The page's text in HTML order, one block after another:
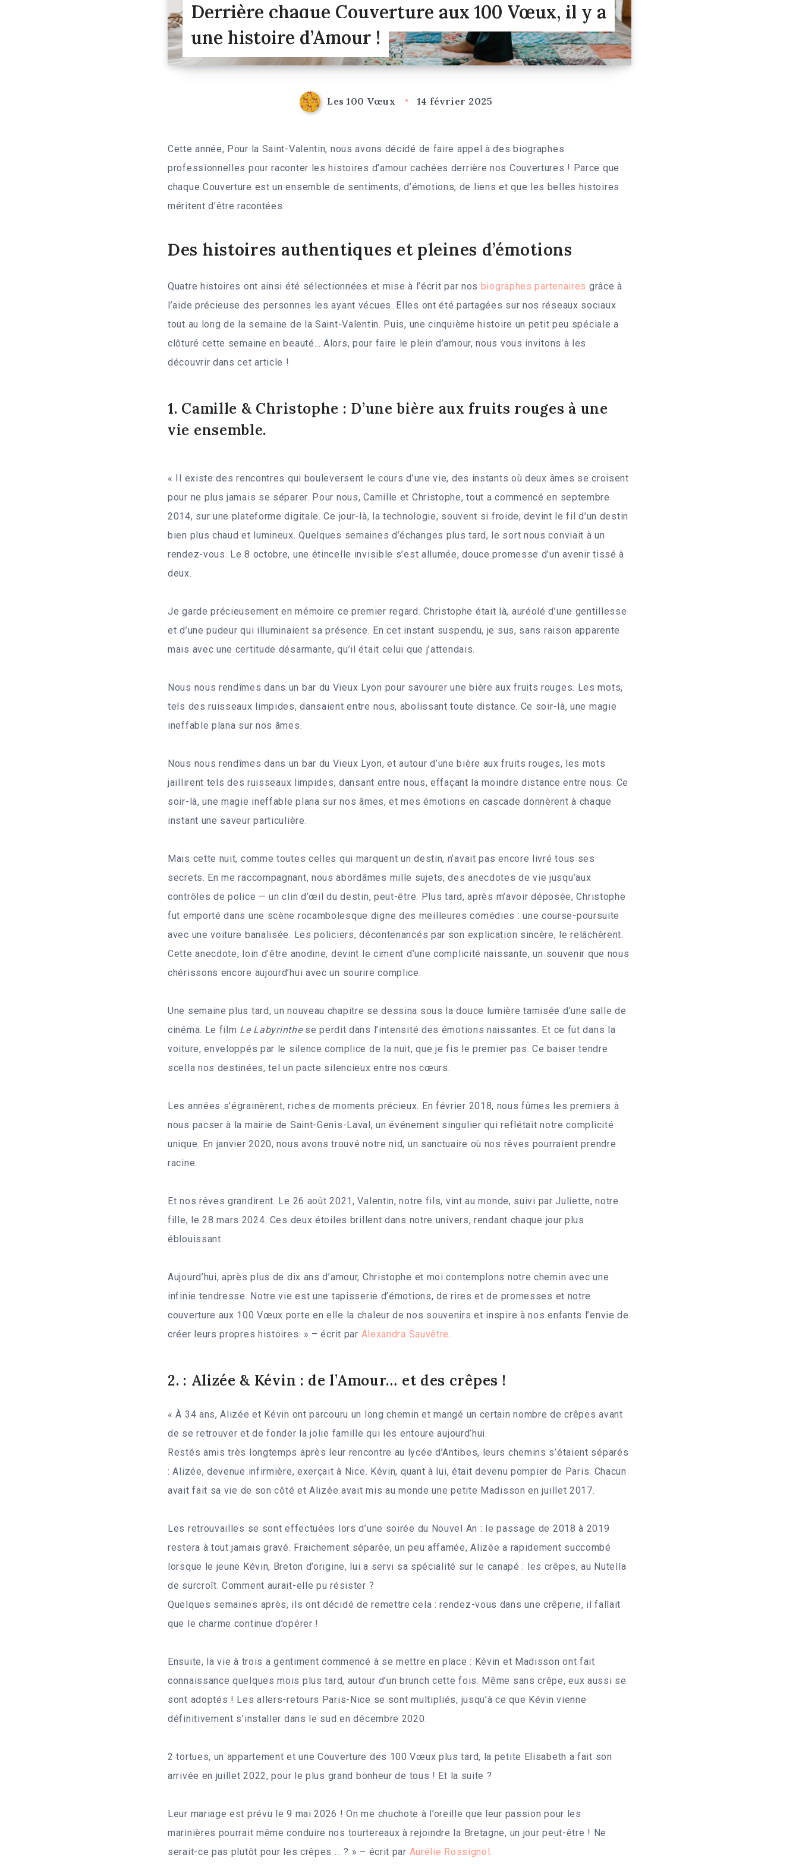
Derrière chaque Couverture aux 100 Vœux, il y a
une histoire d’Amour !
Les 100 Vœux 14 février 2025
Cette année, Pour la Saint-Valentin, nous avons décidé de faire appel à des biographes
professionnelles pour raconter les histoires d’amour cachées derrière nos Couvertures ! Parce que
chaque Couverture est un ensemble de sentiments, d’émotions, de liens et que les belles histoires
méritent d’être racontées.
Des histoires authentiques et pleines d’émotions
Quatre histoires ont ainsi été sélectionnées et mise à l’écrit par nos biographes partenaires grâce à
l’aide précieuse des personnes les ayant vécues. Elles ont été partagées sur nos réseaux sociaux
tout au long de la semaine de la Saint-Valentin. Puis, une cinquième histoire un petit peu spéciale a
clôturé cette semaine en beauté… Alors, pour faire le plein d’amour, nous vous invitons à les
découvrir dans cet article !
1. Camille & Christophe : D’une bière aux fruits rouges à une
vie ensemble.
« Il existe des rencontres qui bouleversent le cours d’une vie, des instants où deux âmes se croisent
pour ne plus jamais se séparer. Pour nous, Camille et Christophe, tout a commencé en septembre
2014, sur une plateforme digitale. Ce jour-là, la technologie, souvent si froide, devint le fil d’un destin
bien plus chaud et lumineux. Quelques semaines d’échanges plus tard, le sort nous conviait à un
rendez-vous. Le 8 octobre, une étincelle invisible s’est allumée, douce promesse d’un avenir tissé à
deux.
Je garde précieusement en mémoire ce premier regard. Christophe était là, auréolé d’une gentillesse
et d’une pudeur qui illuminaient sa présence. En cet instant suspendu, je sus, sans raison apparente
mais avec une certitude désarmante, qu’il était celui que j’attendais.
Nous nous rendîmes dans un bar du Vieux Lyon pour savourer une bière aux fruits rouges. Les mots,
tels des ruisseaux limpides, dansaient entre nous, abolissant toute distance. Ce soir-là, une magie
ineffable plana sur nos âmes.
Nous nous rendîmes dans un bar du Vieux Lyon, et autour d’une bière aux fruits rouges, les mots
jaillirent tels des ruisseaux limpides, dansant entre nous, effaçant la moindre distance entre nous. Ce
soir-là, une magie ineffable plana sur nos âmes, et mes émotions en cascade donnèrent à chaque
instant une saveur particulière.
Mais cette nuit, comme toutes celles qui marquent un destin, n’avait pas encore livré tous ses
secrets. En me raccompagnant, nous abordâmes mille sujets, des anecdotes de vie jusqu’aux
contrôles de police — un clin d’œil du destin, peut-être. Plus tard, après m’avoir déposée, Christophe
fut emporté dans une scène rocambolesque digne des meilleures comédies : une course-poursuite
avec une voiture banalisée. Les policiers, décontenancés par son explication sincère, le relâchèrent.
Cette anecdote, loin d’être anodine, devint le ciment d’une complicité naissante, un souvenir que nous
chérissons encore aujourd’hui avec un sourire complice.
Une semaine plus tard, un nouveau chapitre se dessina sous la douce lumière tamisée d’une salle de
cinéma. Le film Le Labyrinthese perdit dans l’intensité des émotions naissantes. Et ce fut dans la
voiture, enveloppés par le silence complice de la nuit, que je fis le premier pas. Ce baiser tendre
scella nos destinées, tel un pacte silencieux entre nos cœurs.
Les années s’égrainèrent, riches de moments précieux. En février 2018, nous fûmes les premiers à
nous pacser à la mairie de Saint-Genis-Laval, un événement singulier qui reflétait notre complicité
unique. En janvier 2020, nous avons trouvé notre nid, un sanctuaire où nos rêves pourraient prendre
racine.
Et nos rêves grandirent. Le 26 août 2021, Valentin, notre fils, vint au monde, suivi par Juliette, notre
fille, le 28 mars 2024. Ces deux étoiles brillent dans notre univers, rendant chaque jour plus
éblouissant.
Aujourd’hui, après plus de dix ans d’amour, Christophe et moi contemplons notre chemin avec une
infinie tendresse. Notre vie est une tapisserie d’émotions, de rires et de promesses et notre
couverture aux 100 Vœux porte en elle la chaleur de nos souvenirs et inspire à nos enfants l’envie de
créer leurs propres histoires. » – écrit par Alexandra Sauvêtre.
2. : Alizée & Kévin : de l’Amour… et des crêpes !
« À 34 ans, Alizée et Kévin ont parcouru un long chemin et mangé un certain nombre de crêpes avant
de se retrouver et de fonder la jolie famille qui les entoure aujourd’hui.
Restés amis très longtemps après leur rencontre au lycée d’Antibes, leurs chemins s’étaient séparés
: Alizée, devenue infirmière, exerçait à Nice. Kévin, quant à lui, était devenu pompier de Paris. Chacun
avait fait sa vie de son côté et Alizée avait mis au monde une petite Madisson en juillet 2017.
Les retrouvailles se sont effectuées lors d’une soirée du Nouvel An : le passage de 2018 à 2019
restera à tout jamais gravé. Fraichement séparée, un peu affamée, Alizée a rapidement succombé
lorsque le jeune Kévin, Breton d’origine, lui a servi sa spécialité sur le canapé : les crêpes, au Nutella
de surcroît. Comment aurait-elle pu résister ?
Quelques semaines après, ils ont décidé de remettre cela : rendez-vous dans une crêperie, il fallait
que le charme continue d’opérer !
Ensuite, la vie à trois a gentiment commencé à se mettre en place : Kévin et Madisson ont fait
connaissance quelques mois plus tard, autour d’un brunch cette fois. Même sans crêpe, eux aussi se
sont adoptés ! Les allers-retours Paris-Nice se sont multipliés, jusqu’à ce que Kévin vienne
définitivement s’installer dans le sud en décembre 2020.
2 tortues, un appartement et une Couverture des 100 Vœux plus tard, la petite Elisabeth a fait son
arrivée en juillet 2022, pour le plus grand bonheur de tous ! Et la suite ?
Leur mariage est prévu le 9 mai 2026 ! On me chuchote à l’oreille que leur passion pour les
marinières pourrait même conduire nos tourtereaux à rejoindre la Bretagne, un jour peut-être ! Ne
serait-ce pas plutôt pour les crêpes … ? » – écrit par Aurélie Rossignol.